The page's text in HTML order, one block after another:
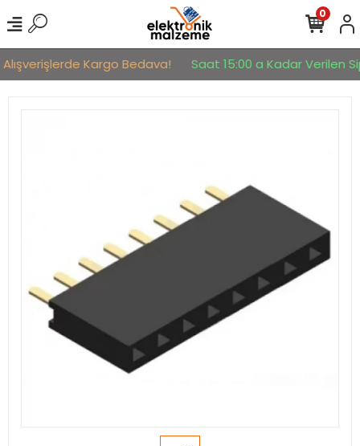
Kargo Bedava! Saat 15:00 a Kadar Verilen
0